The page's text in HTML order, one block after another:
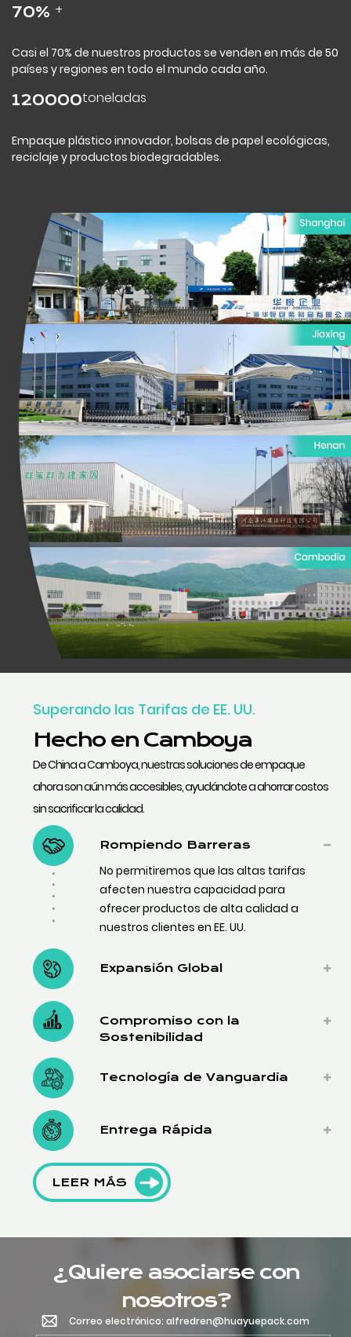
70% +
Casi el 70% de nuestros productos se venden en más de 50
países y regiones en todo el mundo cada año.
120000toneladas
Empaque plástico innovador, bolsas de papel ecológicas,
reciclaje y productos biodegradables.
Superando las Tarifas de EE. UU.
Hecho en Camboya
De China a Camboya, nuestras soluciones de empaque
ahora son aún más accesibles, ayudándote a ahorrar costos
sin sacrificar la calidad.
Rompiendo Barreras
No permitiremos que las altas tarifas
afecten nuestra capacidad para
ofrecer productos de alta calidad a
nuestros clientes en EE. UU.
Expansión Global
Compromiso con la
Sostenibilidad
Tecnología de Vanguardia
Entrega Rápida
LEER MÁS
¿Quiere asociarse con
nosotros?
Correo electrónico: alfredren@huayuepack.com